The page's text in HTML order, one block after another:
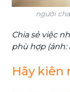
người
Chia sẻ việc
phù hợp (ảnh:
Hãy kiên